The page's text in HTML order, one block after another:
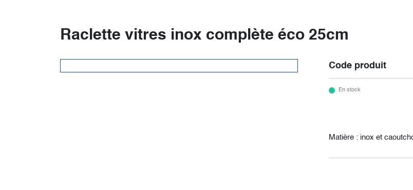
Raclette vitres inox complète éco 25cm
Code produit
En stock
Matière : inox et